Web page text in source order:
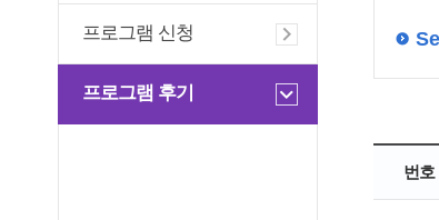
프로그램 신청
프로그램 후기
번호